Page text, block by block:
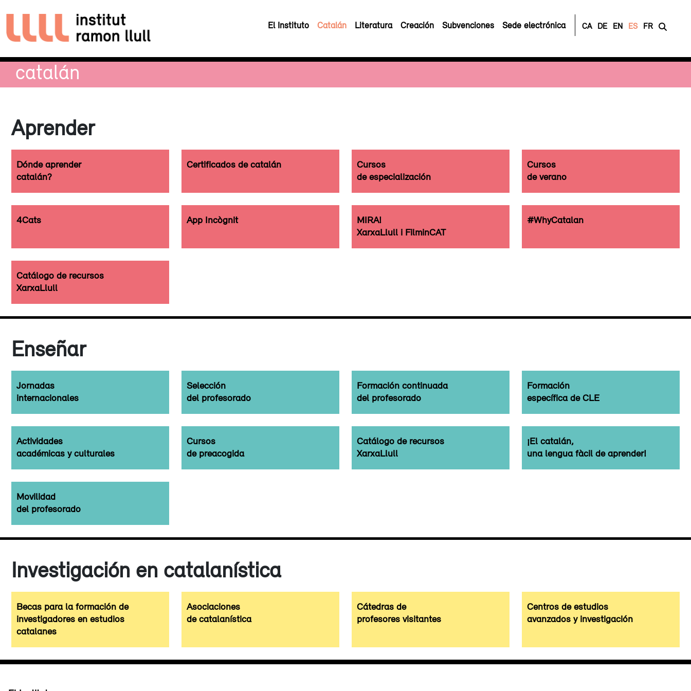
El Instituto Catalán Literatura Creación Subvenciones Sede electrónica CA DE EN ES FR
catalán
Aprender
Dónde aprender
catalán?
Certificados de catalán
Cursos
de especialización
Cursos
de verano
4Cats App Incògnit
MIRA!
XarxaLlull i FilminCAT
#WhyCatalan
Catálogo de recursos
XarxaLlull
Enseñar
Jornadas
internacionales
Selección
del profesorado
Formación continuada
del profesorado
Formación
específica de CLE
Actividades
académicas y culturales
Cursos
de preacogida
Catálogo de recursos
XarxaLlull
¡El catalán,
una lengua fàcil de aprender!
Movilidad
del profesorado
Investigación en catalanística
Becas para la formación de
investigadores en estudios
catalanes
Asociaciones
de catalanística
Cátedras de
profesores visitantes
Centros de estudios
avanzados y investigación